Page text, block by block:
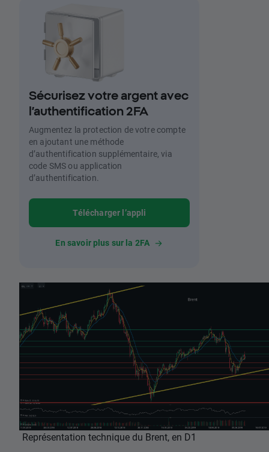
Sécurisez votre argent avec
l’authentification 2FA
Augmentez la protection de votre compte
en ajoutant une méthode
d’authentification supplémentaire, via
code SMS ou application
d’authentification.
Télécharger l’appli
En savoir plus sur la 2FA
Représentation technique du Brent, en D1